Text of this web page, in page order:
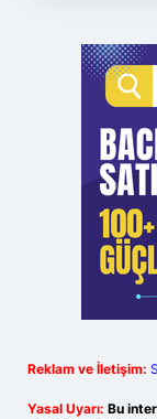
Reklam ve İletişim:
Yasal Uyarı: Bu